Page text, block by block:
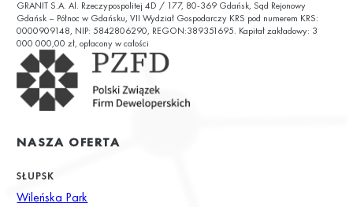
ul. Chałubińskiego 9
GRANIT S.A. Al. Rzeczypospolitej 4D / 177, 80-369 Gdańsk, Sąd Rejonowy
Gdańsk – Północ w Gdańsku, VII Wydział Gospodarczy KRS pod numerem KRS:
0000909148, NIP: 5842806290, REGON:389351695. Kapitał zakładowy: 3
000 000,00 zł, opłacony w całości
NASZA OFERTA
SŁUPSK
Wileńska Park